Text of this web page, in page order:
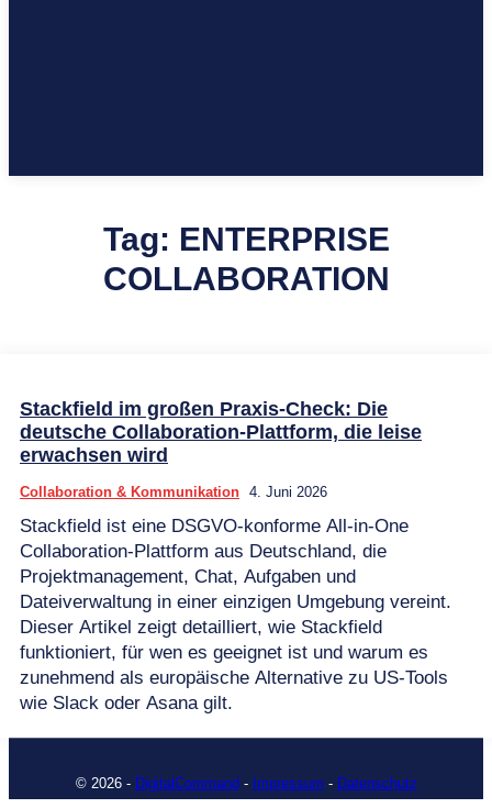
Tag: ENTERPRISE
COLLABORATION
Stackfield im großen Praxis-Check: Die
deutsche Collaboration-Plattform, die leise
erwachsen wird
Collaboration & Kommunikation 4. Juni 2026
Stackfield ist eine DSGVO-konforme All-in-One
Collaboration-Plattform aus Deutschland, die
Projektmanagement, Chat, Aufgaben und
Dateiverwaltung in einer einzigen Umgebung vereint.
Dieser Artikel zeigt detailliert, wie Stackfield
funktioniert, für wen es geeignet ist und warum es
zunehmend als europäische Alternative zu US-Tools
wie Slack oder Asana gilt.
© 2026 - DigitalCommand - Impressum - Datenschutz